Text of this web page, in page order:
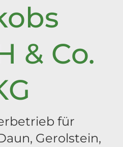
& Co.
für
Gerolstein,